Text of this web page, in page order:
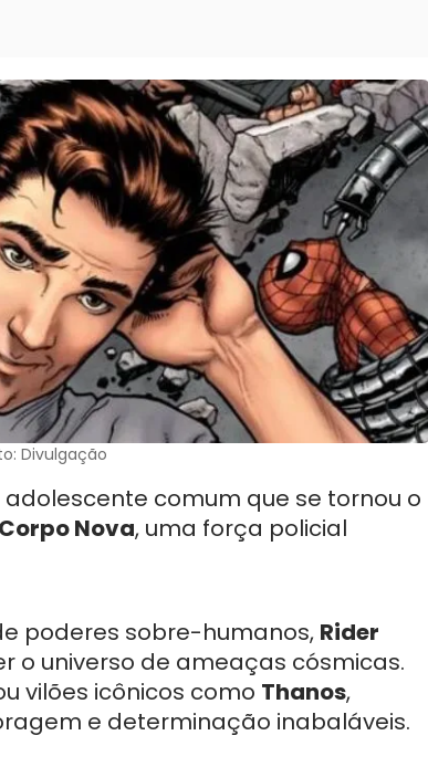
Divulgação
adolescente comum que se tornou o
Corpo Nova, uma força policial
poderes sobre-humanos, Rider
universo de ameaças cósmicas.
vilões icônicos como Thanos,
e determinação inabaláveis.